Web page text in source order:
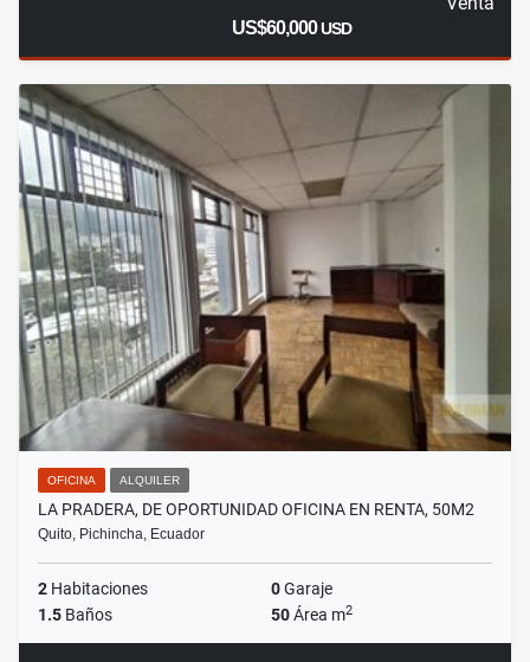
US$60,000USD
OFICINA ALQUILER
LA PRADERA, DE OPORTUNIDAD OFICINA EN RENTA, 50M2
Quito, Pichincha, Ecuador
2 Habitaciones 0Garaje
1.5 Baños 50Área m2